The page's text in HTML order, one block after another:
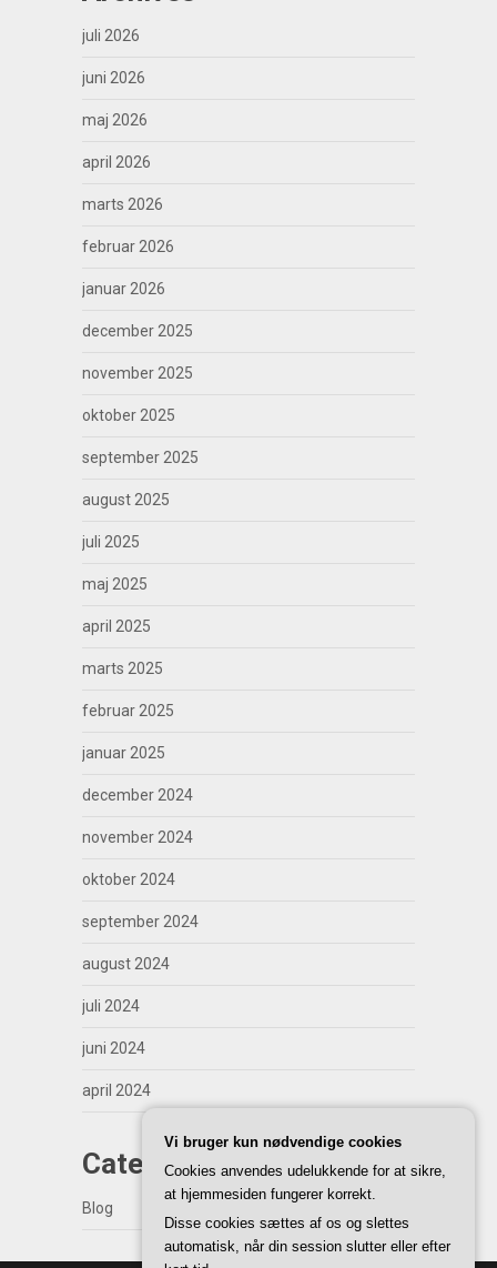
juli 2026
juni 2026
maj 2026
april 2026
marts 2026
februar 2026
januar 2026
december 2025
november 2025
oktober 2025
september 2025
august 2025
juli 2025
maj 2025
april 2025
marts 2025
februar 2025
januar 2025
december 2024
november 2024
oktober 2024
september 2024
august 2024
juli 2024
juni 2024
april 2024
Categories
Blog
Vi bruger kun nødvendige cookies
Cookies anvendes udelukkende for at sikre,
at hjemmesiden fungerer korrekt.
Disse cookies sættes af os og slettes
automatisk, når din session slutter eller efter